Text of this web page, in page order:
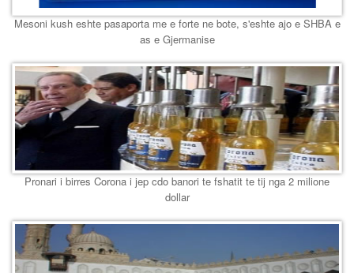
Mesoni kush eshte pasaporta me e forte ne bote, s'eshte ajo e SHBA e
as e Gjermanise
Pronari i birres Corona i jep cdo banori te fshatit te tij nga 2 milione
dollar